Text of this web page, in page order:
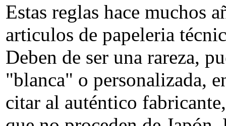
Estas reglas hace muchos
articulos de papeleria
Deben de ser una rareza,
"blanca" o personalizada,
citar al auténtico